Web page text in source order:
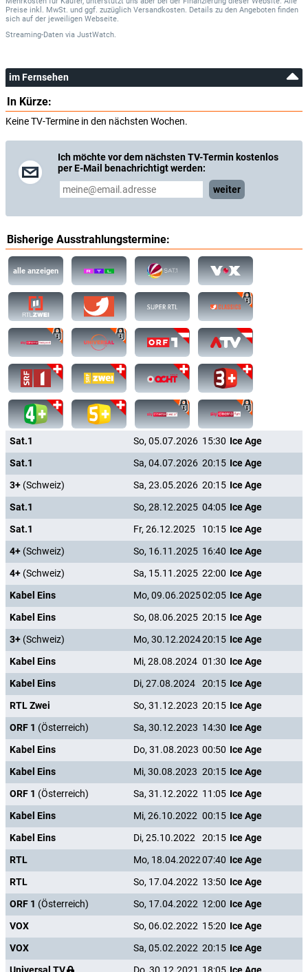
Preise inkl. MwSt. und ggf. zuzüglich Versandkosten. Details zu den Angeboten finden
sich auf der jeweiligen Webseite.
Streaming-Daten via JustWatch.
im Fernsehen
In Kürze:
Keine TV-Termine in den nächsten Wochen.
Ich möchte vor dem nächsten TV-Termin kostenlos
per E-Mail benachrichtigt werden:
weiter
Bisherige Ausstrahlungstermine:
alle anzeigen
Sat.1 So, 05.07.2026 15:30 Ice Age
Sat.1
Sa, 04.07.2026 20:15 Ice Age
3+ (Schweiz) Sa, 23.05.2026 20:15 Ice Age
Sat.1
So, 28.12.2025 04:05 Ice Age
Sat.1
Fr, 26.12.2025 10:15 Ice Age
4+ (Schweiz) So, 16.11.2025 16:40 Ice Age
4+ (Schweiz) Sa, 15.11.2025 22:00 Ice Age
Kabel Eins
Mo, 09.06.202502:05 Ice Age
Kabel Eins
So, 08.06.2025 20:15 Ice Age
3+ (Schweiz) Mo, 30.12.202420:15 Ice Age
Kabel Eins
Mi, 28.08.2024 01:30 Ice Age
Kabel Eins
Di, 27.08.2024 20:15 Ice Age
RTL Zwei
So, 31.12.2023 20:15 Ice Age
ORF 1 (Österreich) Sa, 30.12.2023 14:30 Ice Age
Kabel Eins
Do, 31.08.2023 00:50 Ice Age
Kabel Eins
Mi, 30.08.2023 20:15 Ice Age
ORF 1 (Österreich) Sa, 31.12.2022 11:05 Ice Age
Kabel Eins
Mi, 26.10.2022 00:15 Ice Age
Kabel Eins
Di, 25.10.2022 20:15 Ice Age
RTL
Mo, 18.04.202207:40 Ice Age
RTL
So, 17.04.2022 13:50 Ice Age
ORF 1 (Österreich) So, 17.04.2022 12:00 Ice Age
VOX
So, 06.02.2022 15:20 Ice Age
VOX
Sa, 05.02.2022 20:15 Ice Age